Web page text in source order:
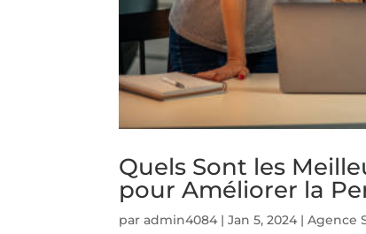
Quels Sont les
pour Améliorer la
paradmin4084 |Jan 5, 2024 |Agence